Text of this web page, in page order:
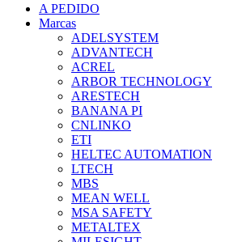
A PEDIDO
Marcas
ADELSYSTEM
ADVANTECH
ACREL
ARBOR TECHNOLOGY
ARESTECH
BANANA PI
CNLINKO
ETI
HELTEC AUTOMATION
LTECH
MBS
MEAN WELL
MSA SAFETY
METALTEX